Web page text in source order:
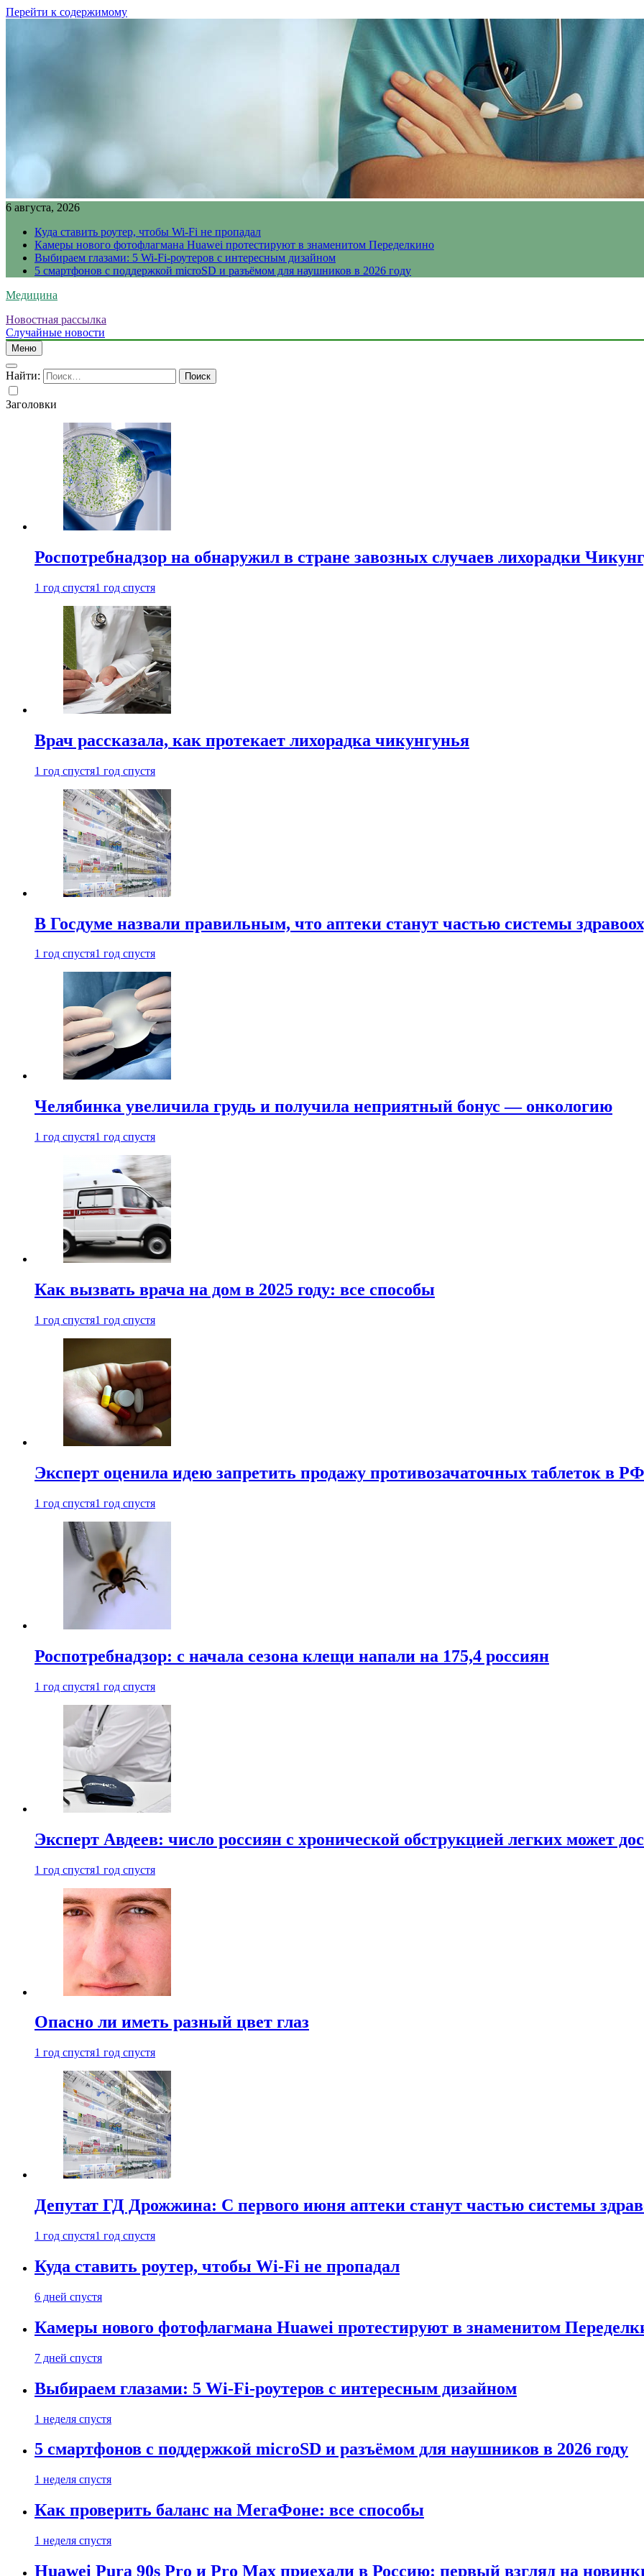
Перейти к содержимому
6 августа, 2026
Куда ставить роутер, чтобы Wi-Fi не пропадал
Камеры нового фотофлагмана Huawei протестируют в знаменитом Переделкино
Выбираем глазами: 5 Wi-Fi-роутеров с интересным дизайном
5 смартфонов с поддержкой microSD и разъёмом для наушников в 2026 году
Медицина
Новостная рассылка
Случайные новости
Меню
Найти:
Заголовки
Роспотребнадзор на обнаружил в стране завозных случаев лихорадки
1 год спустя1 год спустя
Врач рассказала, как протекает лихорадка чикунгунья
1 год спустя1 год спустя
В Госдуме назвали правильным, что аптеки станут частью системы
1 год спустя1 год спустя
Челябинка увеличила грудь и получила неприятный бонус — онкологию
1 год спустя1 год спустя
Как вызвать врача на дом в 2025 году: все способы
1 год спустя1 год спустя
Эксперт оценила идею запретить продажу противозачаточных таблеток в РФ
1 год спустя1 год спустя
Роспотребнадзор: с начала сезона клещи напали на 175,4 россиян
1 год спустя1 год спустя
Эксперт Авдеев: число россиян с хронической обструкцией легких может
1 год спустя1 год спустя
Опасно ли иметь разный цвет глаз
1 год спустя1 год спустя
Депутат ГД Дрожжина: С первого июня аптеки станут частью системы
1 год спустя1 год спустя
Куда ставить роутер, чтобы Wi-Fi не пропадал
6 дней спустя
Камеры нового фотофлагмана Huawei протестируют в знаменитом
7 дней спустя
Выбираем глазами: 5 Wi-Fi-роутеров с интересным дизайном
1 неделя спустя
5 смартфонов с поддержкой microSD и разъёмом для наушников в 2026 году
1 неделя спустя
Как проверить баланс на МегаФоне: все способы
1 неделя спустя
Huawei Pura 90s Pro и Pro Max приехали в Россию: первый взгляд на